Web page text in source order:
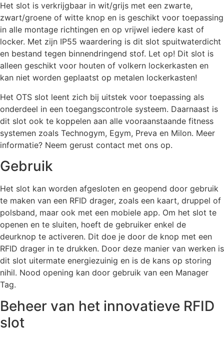
Het slot is verkrijgbaar in wit/grijs met een zwarte,
zwart/groene of witte knop en is geschikt voor toepassing
in alle montage richtingen en op vrijwel iedere kast of
locker. Met zijn IP55 waardering is dit slot spuitwaterdicht
en bestand tegen binnendringend stof. Let op! Dit slot is
alleen geschikt voor houten of volkern lockerkasten en
kan niet worden geplaatst op metalen lockerkasten!
Het OTS slot leent zich bij uitstek voor toepassing als
onderdeel in een toegangscontrole systeem. Daarnaast is
dit slot ook te koppelen aan alle vooraanstaande fitness
systemen zoals Technogym, Egym, Preva en Milon. Meer
informatie? Neem gerust contact met ons op.
Gebruik
Het slot kan worden afgesloten en geopend door gebruik
te maken van een RFID drager, zoals een kaart, druppel of
polsband, maar ook met een mobiele app. Om het slot te
openen en te sluiten, hoeft de gebruiker enkel de
deurknop te activeren. Dit doe je door de knop met een
RFID drager in te drukken. Door deze manier van werken is
dit slot uitermate energiezuinig en is de kans op storing
nihil. Nood opening kan door gebruik van een Manager
Tag.
Beheer van het innovatieve RFID
slot